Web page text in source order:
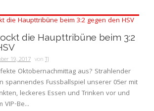
die Haupttribüne beim 3:2
19, 2017 von TJ
Oktobernachmittag aus? Strahlender
spannendes Fussballspiel unserer 05er mit
leckeres Essen und Trinken vor und
VIP-Be...